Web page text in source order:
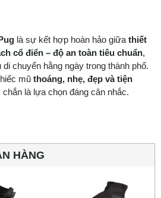
là sự kết hợp hoàn hảo giữa thiết
cổ điển – độ an toàn tiêu chuẩn,
chuyển hằng ngày trong thành phố.
mũ thoáng, nhẹ, đẹp và tiện
chắn là lựa chọn đáng cân nhắc.
HÀNG